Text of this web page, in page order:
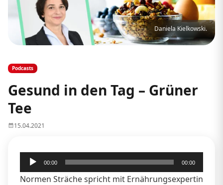
Daniela Kielkowski.
Podcasts
Gesund in den Tag – Grüner
Tee
15.04.2021
Audio-
Player
00:00 00:00
Normen Sträche spricht mit Ernährungsexpertin